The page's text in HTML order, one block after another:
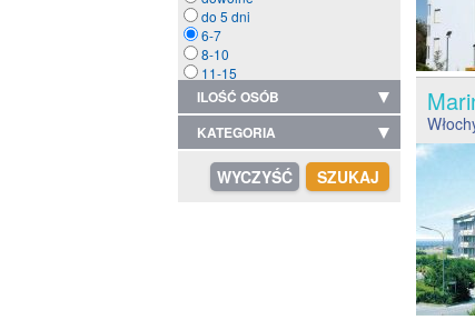
do 5 dni
6-7
8-10
11-15
ILOŚĆ OSÓB
KATEGORIA